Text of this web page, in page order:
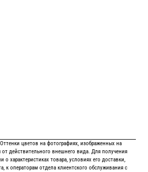
цветов на фотографиях, изображенных на
от действительного внешнего вида. Для получения
о характеристиках товара, условиях его доставки,
к операторам отдела клиентского обслуживания с